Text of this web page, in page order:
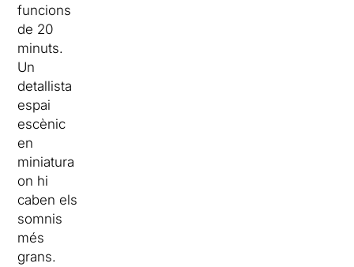
funcions
de 20
minuts.
Un
detallista
espai
escènic
en
miniatura
on hi
caben els
somnis
més
grans.